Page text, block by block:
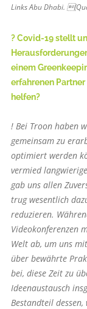
Links Abu Dhabi.
? Covid-19 stellt
einem
erfahrenen
helfen?
! Bei Troon haben
gemeinsam zu
optimiert werden
vermied
gab uns allen
trug wesentlich
reduzieren.
Videokonferenzen
Welt ab, um uns
über bewährte
bei, diese Zeit zu
Ideenaustausch
Bestandteil